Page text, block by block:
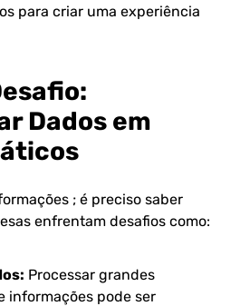
para criar uma experiência
Dados em
; é preciso saber
enfrentam desafios como:
Processar grandes
informações pode ser